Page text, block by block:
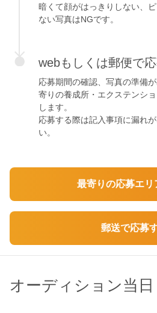
暗くて顔がはっきりしない、
ない写真はNGです。
webもしくは郵便で
応募期間の確認、写真の準備
寄りの養成所・エクステンシ
します。
応募する際は記入事項に漏れ
い。
最寄りの応募エリ
郵送で応募
オーディション当日